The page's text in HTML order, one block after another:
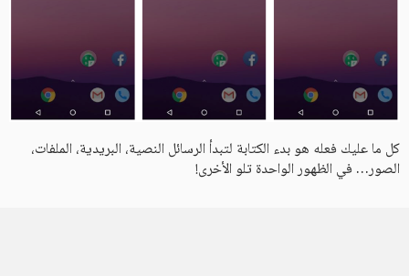
كل ما عليك فعله هو بدء الكتابة لتبدأ الرسائل النصية، البريدية، الملفات،
الصور… في الظهور الواحدة تلو الأخرى!